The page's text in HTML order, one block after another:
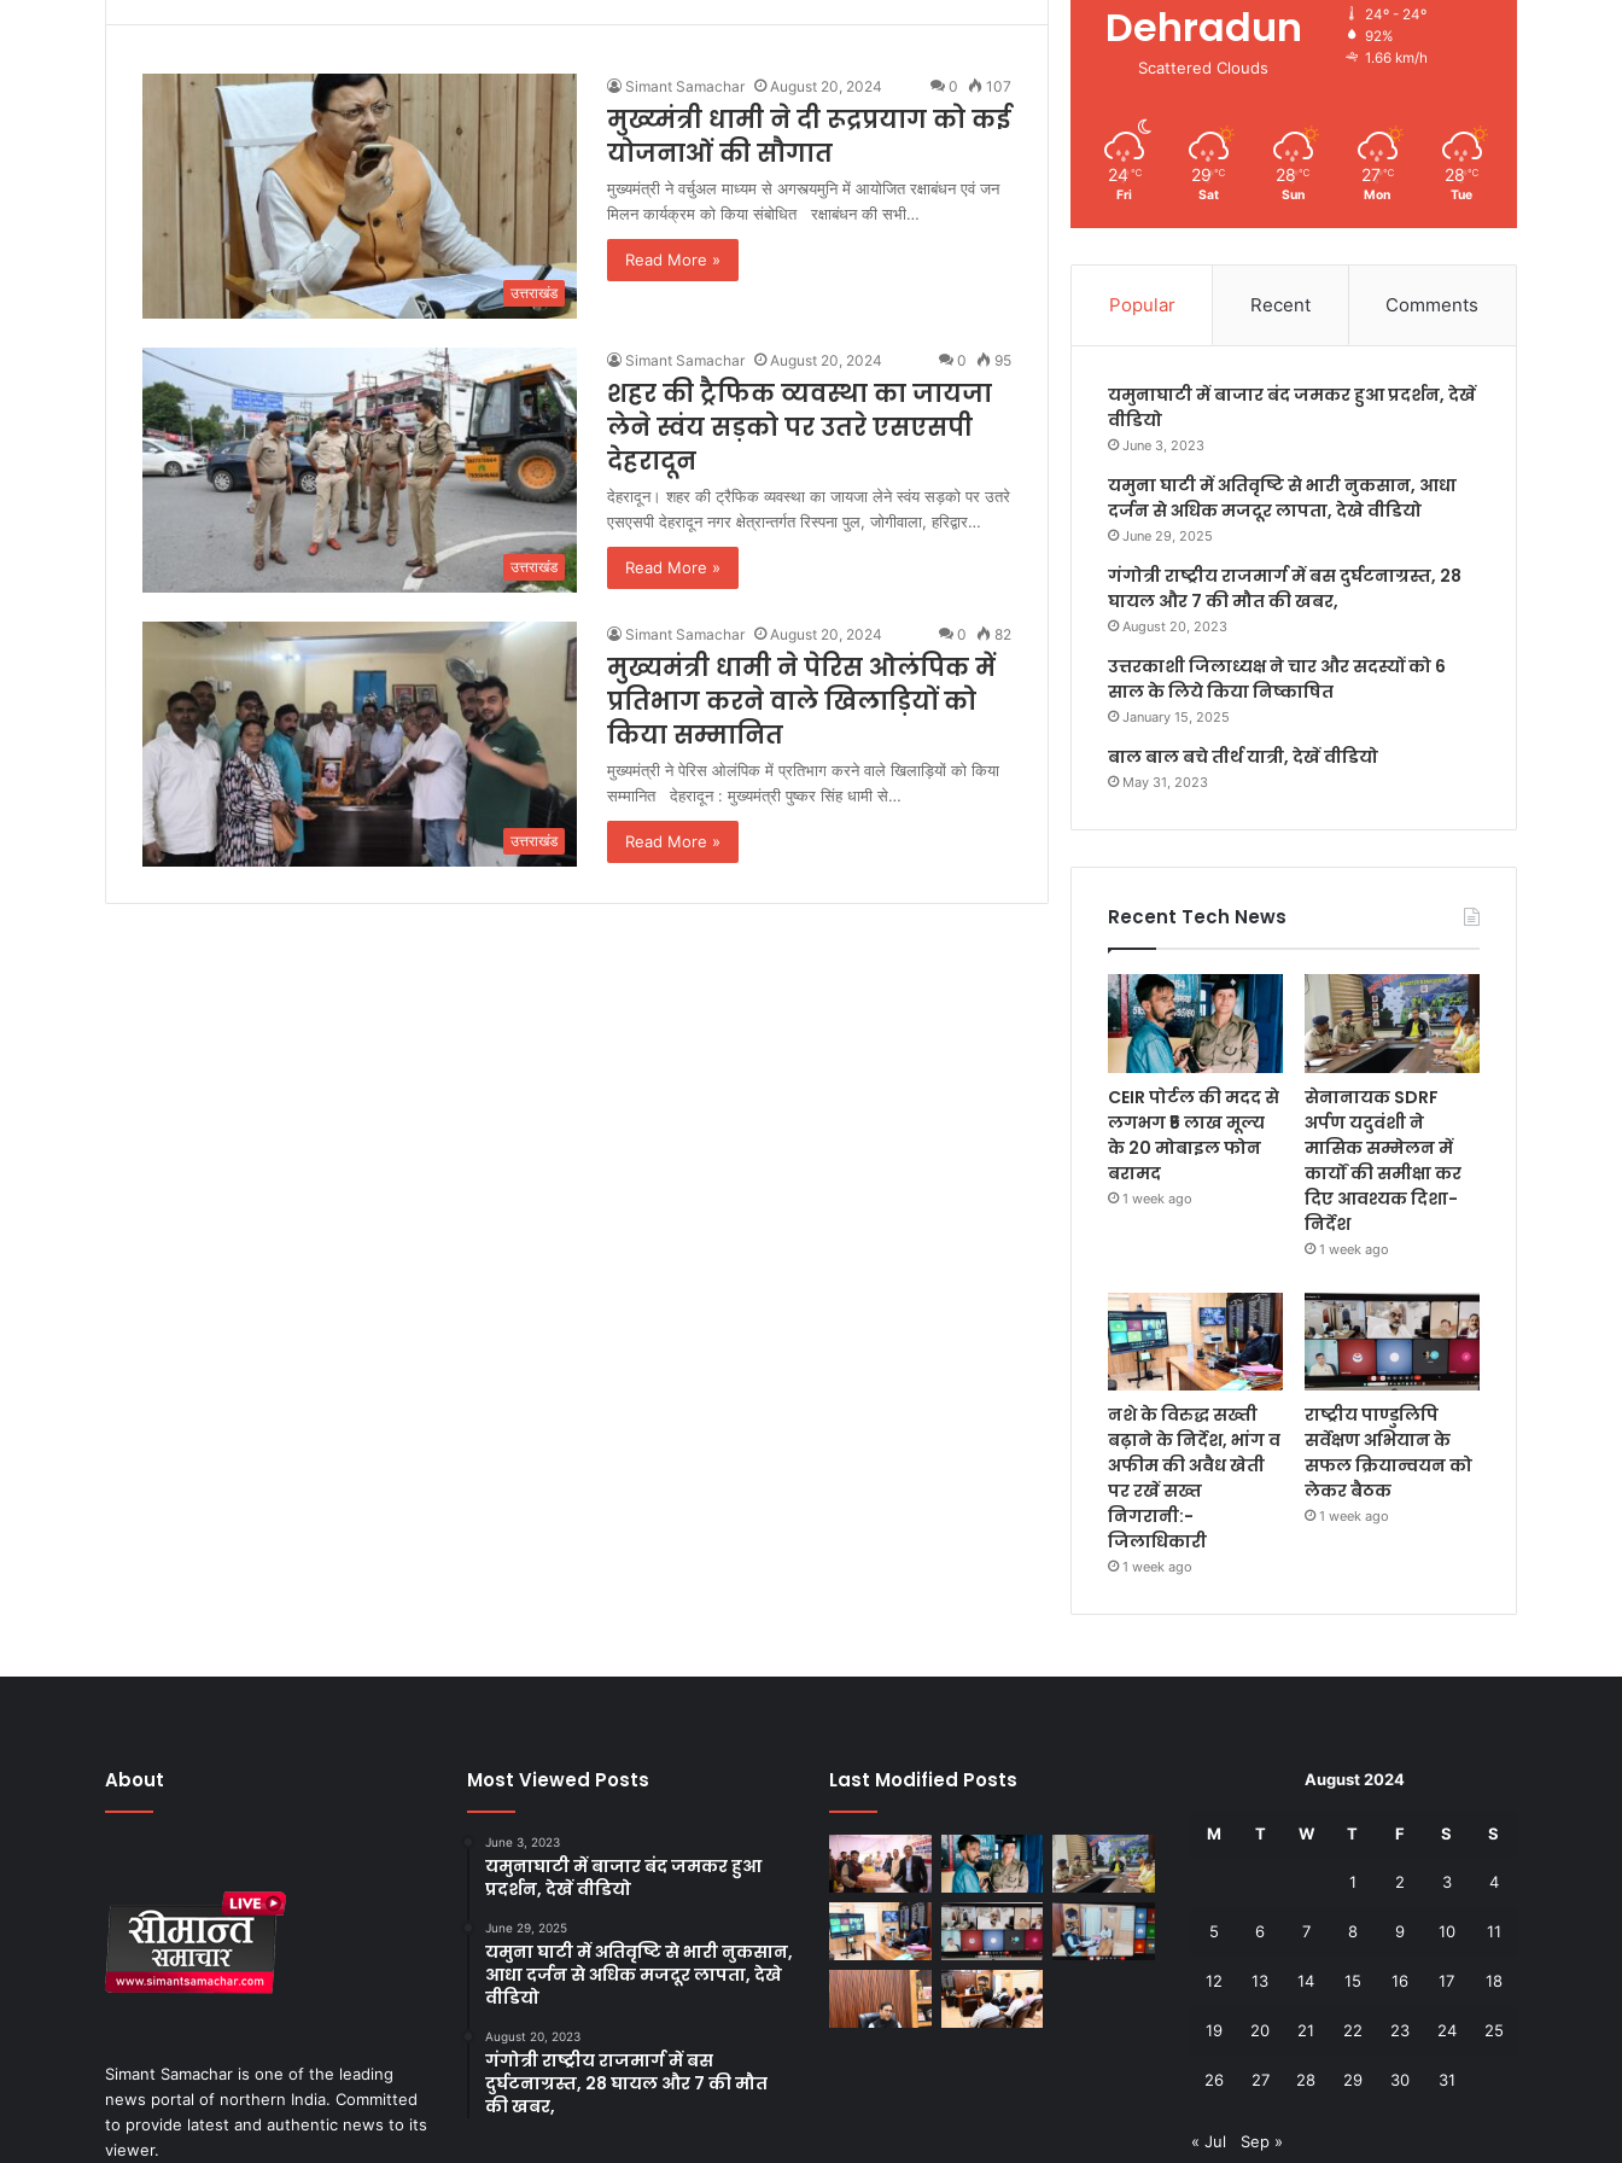
उत्तराखंड
Simant Samachar August 20, 2024 0 107
मुख्य्मंत्री धामी ने दी रूद्रप्रयाग को कई
योजनाओं की सौगात
मुख्यमंत्री ने वर्चुअल माध्यम से अगस्त्यमुनि में आयोजित रक्षाबंधन एवं जन
मिलन कार्यक्रम को किया संबोधित रक्षाबंधन की सभी…
Read More »
उत्तराखंड
Simant Samachar August 20, 2024 0 95
शहर की ट्रैफिक व्यवस्था का जायजा
लेने स्वंय सड़को पर उतरे एसएसपी
देहरादून
देहरादून। शहर की ट्रैफिक व्यवस्था का जायजा लेने स्वंय सड़को पर उतरे
एसएसपी देहरादून नगर क्षेत्रान्तर्गत रिस्पना पुल, जोगीवाला, हरिद्वार…
Read More »
उत्तराखंड
Simant Samachar August 20, 2024 0 82
मुख्यमंत्री धामी ने पेरिस ओलंपिक में
प्रतिभाग करने वाले खिलाड़ियों को
किया सम्मानित
मुख्यमंत्री ने पेरिस ओलंपिक में प्रतिभाग करने वाले खिलाड़ियों को किया
सम्मानित देहरादून : मुख्यमंत्री पुष्कर सिंह धामी से…
Read More »
Dehradun
Scattered Clouds
24º - 24º
92%
1.66 km/h
24 ℃
Fri
29 ℃
Sat
28 ℃
Sun
27 ℃
Mon
28 ℃
Tue
Popular Recent Comments
यमुनाघाटी में बाजार बंद जमकर हुआ प्रदर्शन, देखें
वीडियो
June 3, 2023
यमुना घाटी में अतिवृष्टि से भारी नुकसान, आधा
दर्जन से अधिक मजदूर लापता, देखे वीडियो
June 29, 2025
गंगोत्री राष्ट्रीय राजमार्ग में बस दुर्घटनाग्रस्त, 28
घायल और 7 की मौत की खबर,
August 20, 2023
उत्तरकाशी जिलाध्यक्ष ने चार और सदस्यों को 6
साल के लिये किया निष्काषित
January 15, 2025
बाल बाल बचे तीर्थ यात्री, देखें वीडियो
May 31, 2023
Recent Tech News
CEIR पोर्टल की मदद से
लगभग ₹5 लाख मूल्य
के 20 मोबाइल फोन
बरामद
1 week ago
सेनानायक SDRF
अर्पण यदुवंशी ने
मासिक सम्मेलन में
कार्यों की समीक्षा कर
दिए आवश्यक दिशा-
निर्देश
1 week ago
नशे के विरुद्ध सख्ती
बढ़ाने के निर्देश, भांग व
अफीम की अवैध खेती
पर रखें सख्त
निगरानी:-
जिलाधिकारी
1 week ago
राष्ट्रीय पाण्डुलिपि
सर्वेक्षण अभियान के
सफल क्रियान्वयन को
लेकर बैठक
1 week ago
About
Simant Samachar is one of the leading
news portal of northern India. Committed
to provide latest and authentic news to its
viewer.
Most Viewed Posts
June 3, 2023
यमुनाघाटी में बाजार बंद जमकर हुआ
प्रदर्शन, देखें वीडियो
June 29, 2025
यमुना घाटी में अतिवृष्टि से भारी नुकसान,
आधा दर्जन से अधिक मजदूर लापता, देखे
वीडियो
August 20, 2023
गंगोत्री राष्ट्रीय राजमार्ग में बस
दुर्घटनाग्रस्त, 28 घायल और 7 की मौत
की खबर,
Last Modified Posts August 2024
M T W T F S S
1 2 3 4
5 6 7 8 9 10 11
12 13 14 15 16 17 18
19 20 21 22 23 24 25
26 27 28 29 30 31
« Jul Sep »